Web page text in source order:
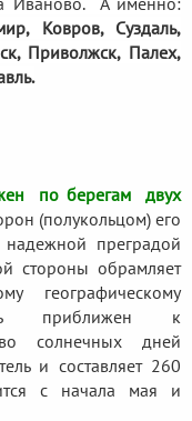
Ковров, Суздаль,
Приволжск, Палех,
по берегам двух
(полукольцом) его
преградой
стороны обрамляет
географическому
приближен к
солнечных дней
и составляет 260
с начала мая и